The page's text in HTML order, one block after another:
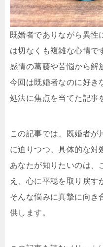
既婚者でありながら異
は切なくも複雑な心情で
感情の葛藤や苦悩から解
今回は既婚者なのに好き
処法に焦点を当てた記事
この記事では、既婚者が
に迫りつつ、具体的な対
あなたが知りたいのは、
え、心に平穏を取り戻す
そんな悩みに真摯に向き
供します。